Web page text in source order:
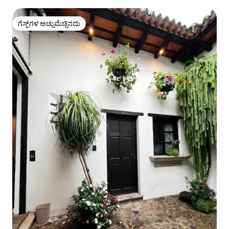
ಗೆಸ್ಟ್‌ಗಳ ಅಚ್ಚುಮೆಚ್ಚಿನದು
ಗೆಸ್ಟ್‌ಗಳ ಅಚ್ಚುಮೆಚ್ಚಿನದು